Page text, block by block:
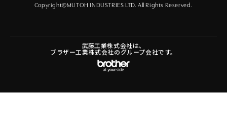
Copyright©MUTOH INDUSTRIES LTD. All Rights Reserved.
武藤工業株式会社は、
ブラザー工業株式会社のグループ会社です。